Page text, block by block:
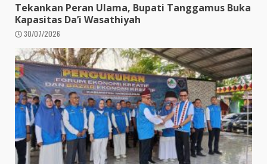
Tekankan Peran Ulama, Bupati Tanggamus Buka
Kapasitas Da’i Wasathiyah
30/07/2026